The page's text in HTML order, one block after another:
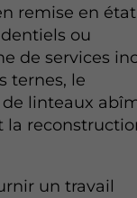
remise en
ou
de services
ternes, le
linteaux
la
un travail